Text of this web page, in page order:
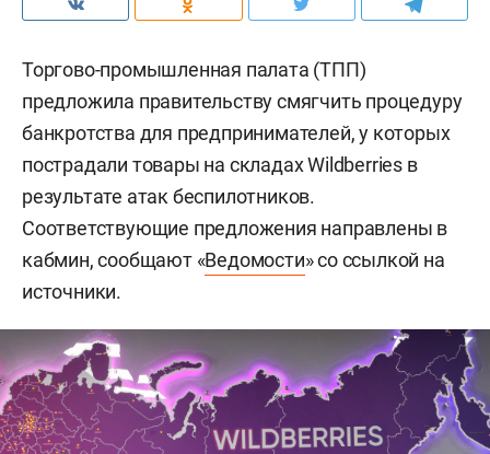
Торгово-промышленная палата (ТПП)
предложила правительству смягчить процедуру
банкротства для предпринимателей, у которых
пострадали товары на складах Wildberries в
результате атак беспилотников.
Соответствующие предложения направлены в
кабмин, сообщают «Ведомости» со ссылкой на
источники.